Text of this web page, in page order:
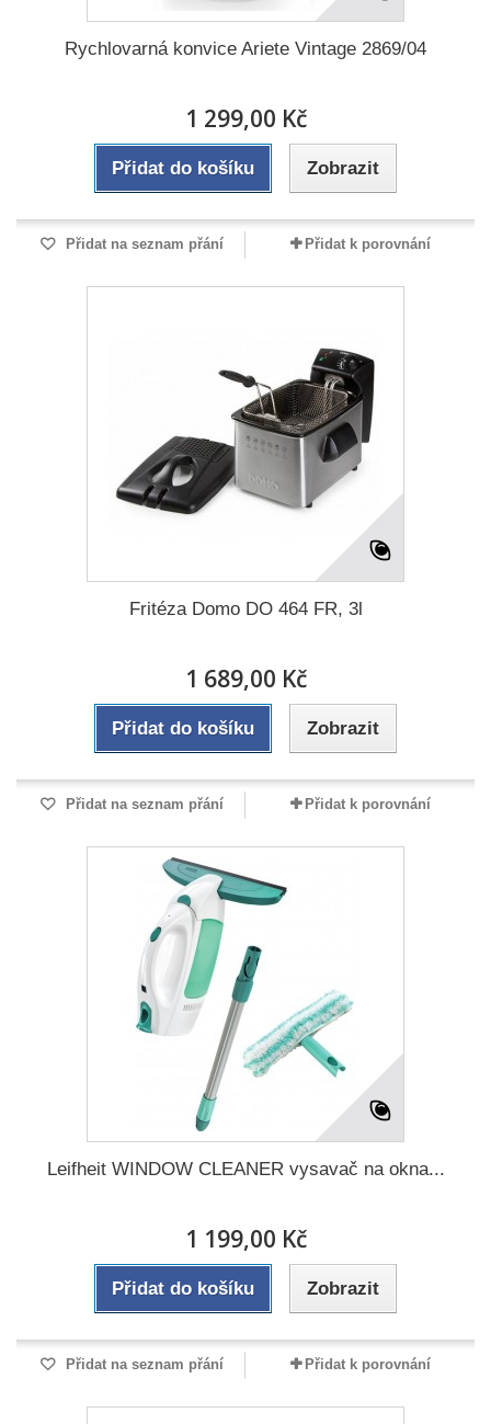
Rychlovarná konvice Ariete Vintage 2869/04
1 299,00 Kč
Přidat do košíku Zobrazit
Přidat na seznam přání Přidat k porovnání
Fritéza Domo DO 464 FR, 3l
1 689,00 Kč
Přidat do košíku Zobrazit
Přidat na seznam přání Přidat k porovnání
Leifheit WINDOW CLEANER vysavač na okna...
1 199,00 Kč
Přidat do košíku Zobrazit
Přidat na seznam přání Přidat k porovnání